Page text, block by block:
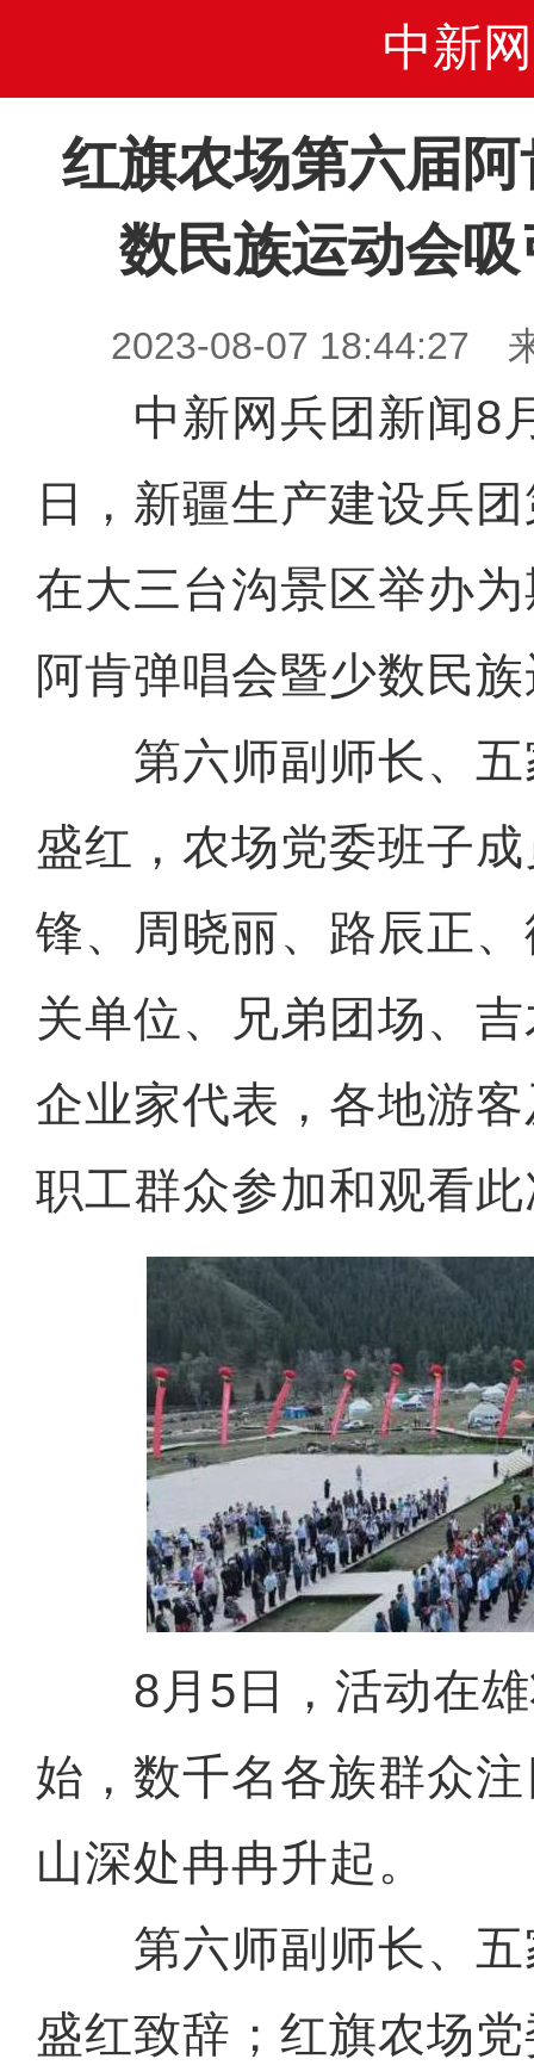
中新网
红旗农场第六届
数民族运动会
2023-08-07 18:44:27
中新网兵团新闻8
日，新疆生产建设兵
在大三台沟景区举办
阿肯弹唱会暨少数民
第六师副师长、五
盛红，农场党委班子
锋、周晓丽、路辰正
关单位、兄弟团场、
企业家代表，各地游
职工群众参加和观看
8月5日，活动在雄
始，数千名各族群众
山深处冉冉升起。
第六师副师长、五
盛红致辞；红旗农场